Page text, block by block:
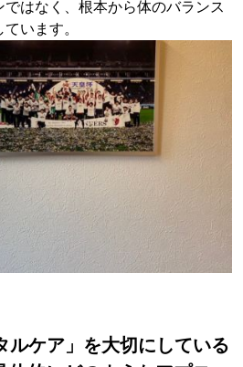
はなく、根本から体のバランス
います。
ルケア」を大切にしている